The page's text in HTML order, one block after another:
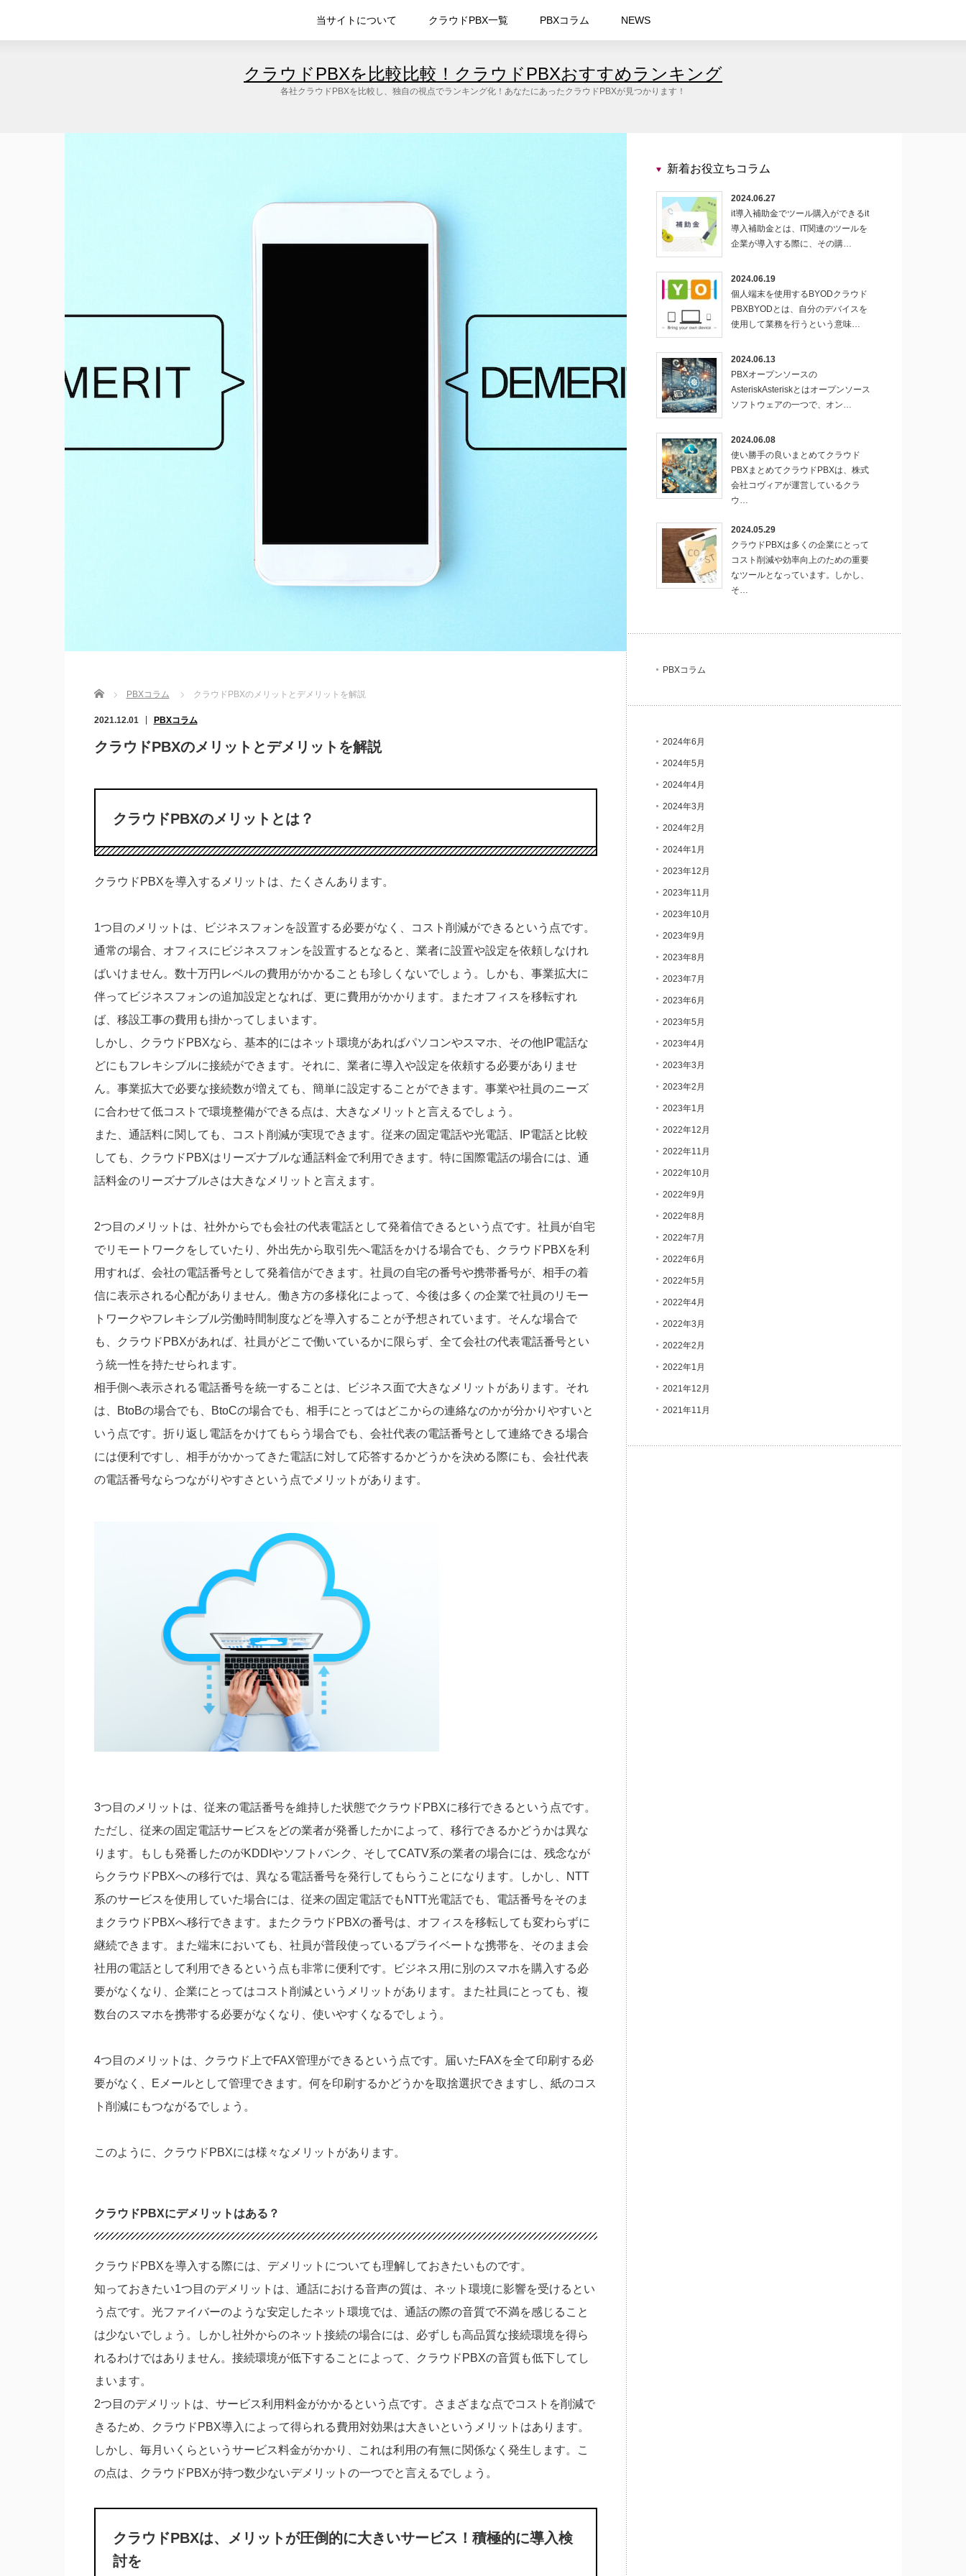
クラウドPBXを比較比較！クラウドPBXおすすめランキング
各社クラウドPBXを比較し、独自の視点でランキング化！あなたにあったクラウドPBXが見つかります！
当サイトについて クラウドPBX一覧 PBXコラム NEWS
Home PBXコラム クラウドPBXのメリットとデメリットを解説
2021.12.01 PBXコラム
クラウドPBXのメリットとデメリットを解説
クラウドPBXのメリットとは？
クラウドPBXを導入するメリットは、たくさんあります。
1つ目のメリットは、ビジネスフォンを設置する必要がなく、コスト削減ができるという点です。
通常の場合、オフィスにビジネスフォンを設置するとなると、業者に設置や設定を依頼しなけれ
ばいけません。数十万円レベルの費用がかかることも珍しくないでしょう。しかも、事業拡大に
伴ってビジネスフォンの追加設定となれば、更に費用がかかります。またオフィスを移転すれ
ば、移設工事の費用も掛かってしまいます。
しかし、クラウドPBXなら、基本的にはネット環境があればパソコンやスマホ、その他IP電話な
どにもフレキシブルに接続ができます。それに、業者に導入や設定を依頼する必要がありませ
ん。事業拡大で必要な接続数が増えても、簡単に設定することができます。事業や社員のニーズ
に合わせて低コストで環境整備ができる点は、大きなメリットと言えるでしょう。
また、通話料に関しても、コスト削減が実現できます。従来の固定電話や光電話、IP電話と比較
しても、クラウドPBXはリーズナブルな通話料金で利用できます。特に国際電話の場合には、通
話料金のリーズナブルさは大きなメリットと言えます。
2つ目のメリットは、社外からでも会社の代表電話として発着信できるという点です。社員が自宅
でリモートワークをしていたり、外出先から取引先へ電話をかける場合でも、クラウドPBXを利
用すれば、会社の電話番号として発着信ができます。社員の自宅の番号や携帯番号が、相手の着
信に表示される心配がありません。働き方の多様化によって、今後は多くの企業で社員のリモー
トワークやフレキシブル労働時間制度などを導入することが予想されています。そんな場合で
も、クラウドPBXがあれば、社員がどこで働いているかに限らず、全て会社の代表電話番号とい
う統一性を持たせられます。
相手側へ表示される電話番号を統一することは、ビジネス面で大きなメリットがあります。それ
は、BtoBの場合でも、BtoCの場合でも、相手にとってはどこからの連絡なのかが分かりやすいと
いう点です。折り返し電話をかけてもらう場合でも、会社代表の電話番号として連絡できる場合
には便利ですし、相手がかかってきた電話に対して応答するかどうかを決める際にも、会社代表
の電話番号ならつながりやすさという点でメリットがあります。
3つ目のメリットは、従来の電話番号を維持した状態でクラウドPBXに移行できるという点です。
ただし、従来の固定電話サービスをどの業者が発番したかによって、移行できるかどうかは異な
ります。もしも発番したのがKDDIやソフトバンク、そしてCATV系の業者の場合には、残念なが
らクラウドPBXへの移行では、異なる電話番号を発行してもらうことになります。しかし、NTT
系のサービスを使用していた場合には、従来の固定電話でもNTT光電話でも、電話番号をそのま
まクラウドPBXへ移行できます。またクラウドPBXの番号は、オフィスを移転しても変わらずに
継続できます。また端末においても、社員が普段使っているプライベートな携帯を、そのまま会
社用の電話として利用できるという点も非常に便利です。ビジネス用に別のスマホを購入する必
要がなくなり、企業にとってはコスト削減というメリットがあります。また社員にとっても、複
数台のスマホを携帯する必要がなくなり、使いやすくなるでしょう。
4つ目のメリットは、クラウド上でFAX管理ができるという点です。届いたFAXを全て印刷する必
要がなく、Eメールとして管理できます。何を印刷するかどうかを取捨選択できますし、紙のコス
ト削減にもつながるでしょう。
このように、クラウドPBXには様々なメリットがあります。
クラウドPBXにデメリットはある？
クラウドPBXを導入する際には、デメリットについても理解しておきたいものです。
知っておきたい1つ目のデメリットは、通話における音声の質は、ネット環境に影響を受けるとい
う点です。光ファイバーのような安定したネット環境では、通話の際の音質で不満を感じること
は少ないでしょう。しかし社外からのネット接続の場合には、必ずしも高品質な接続環境を得ら
れるわけではありません。接続環境が低下することによって、クラウドPBXの音質も低下してし
まいます。
2つ目のデメリットは、サービス利用料金がかかるという点です。さまざまな点でコストを削減で
きるため、クラウドPBX導入によって得られる費用対効果は大きいというメリットはあります。
しかし、毎月いくらというサービス料金がかかり、これは利用の有無に関係なく発生します。こ
の点は、クラウドPBXが持つ数少ないデメリットの一つでと言えるでしょう。
クラウドPBXは、メリットが圧倒的に大きいサービス！積極的に導入検
討を
新着お役立ちコラム
2024.06.27
it導入補助金でツール購入ができるit
導入補助金とは、IT関連のツールを
企業が導入する際に、その購…
2024.06.19
個人端末を使用するBYODクラウド
PBXBYODとは、自分のデバイスを
使用して業務を行うという意味…
2024.06.13
PBXオープンソースの
AsteriskAsteriskとはオープンソース
ソフトウェアの一つで、オン…
2024.06.08
使い勝手の良いまとめてクラウド
PBXまとめてクラウドPBXは、株式
会社コヴィアが運営しているクラ
ウ…
2024.05.29
クラウドPBXは多くの企業にとって
コスト削減や効率向上のための重要
なツールとなっています。しかし、
そ…
PBXコラム
2024年6月
2024年5月
2024年4月
2024年3月
2024年2月
2024年1月
2023年12月
2023年11月
2023年10月
2023年9月
2023年8月
2023年7月
2023年6月
2023年5月
2023年4月
2023年3月
2023年2月
2023年1月
2022年12月
2022年11月
2022年10月
2022年9月
2022年8月
2022年7月
2022年6月
2022年5月
2022年4月
2022年3月
2022年2月
2022年1月
2021年12月
2021年11月